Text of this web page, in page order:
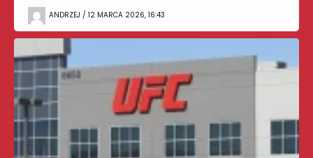
ANDRZEJ / 12 MARCA 2026, 16:43